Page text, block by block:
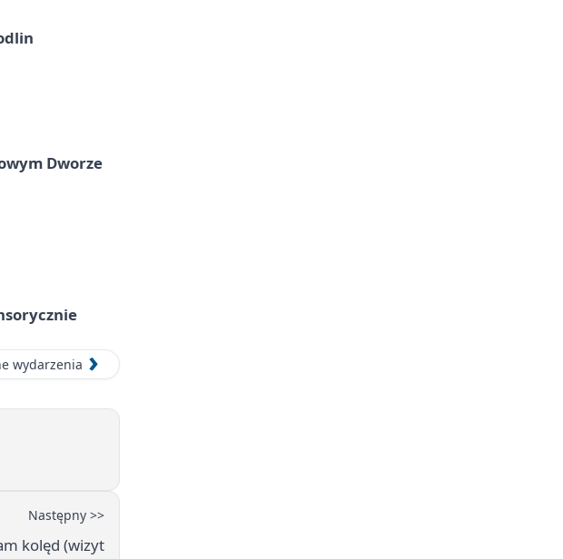
Dworze
wydarzenia
Następny >>
kolęd (wizyt